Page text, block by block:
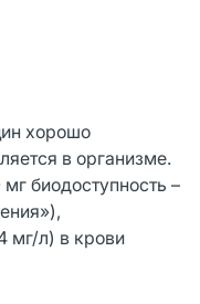
хорошо
в организме.
биодоступность –
мг/л) в крови